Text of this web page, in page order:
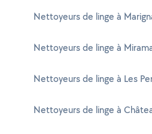
Nettoyeurs de linge à
Nettoyeurs de linge à
Nettoyeurs de linge à Les
Nettoyeurs de linge à